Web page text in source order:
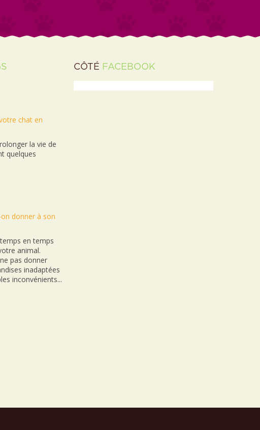
chat en
la vie de
quelques
donner à son
en temps
animal.
pas donner
inadaptées
inconvénients...
CÔTÉ FACEBOOK